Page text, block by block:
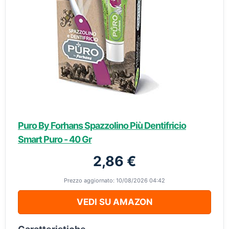
Puro By Forhans Spazzolino Più Dentifricio
Smart Puro - 40 Gr
2,86 €
Prezzo aggiornato: 10/08/2026 04:42
VEDI SU AMAZON